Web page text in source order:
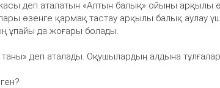
деп аталатын «Алтын балық» ойыны арқылы
өзенге қармақ тастау арқылы балық аулау
ұпайы да жоғары болады.
таны» деп аталады. Оқушылардың алдына